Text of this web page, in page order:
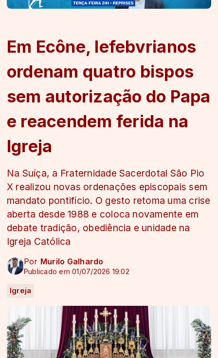
Em Ecône, lefebvrianos
ordenam quatro bispos
sem autorização do Papa
e reacendem ferida na
Igreja
Na Suíça, a Fraternidade Sacerdotal São Pio
X realizou novas ordenações episcopais sem
mandato pontifício. O gesto retoma uma crise
aberta desde 1988 e coloca novamente em
debate tradição, obediência e unidade na
Igreja Católica
Por Murilo Galhardo
Publicado em 01/07/2026 19:02
Igreja